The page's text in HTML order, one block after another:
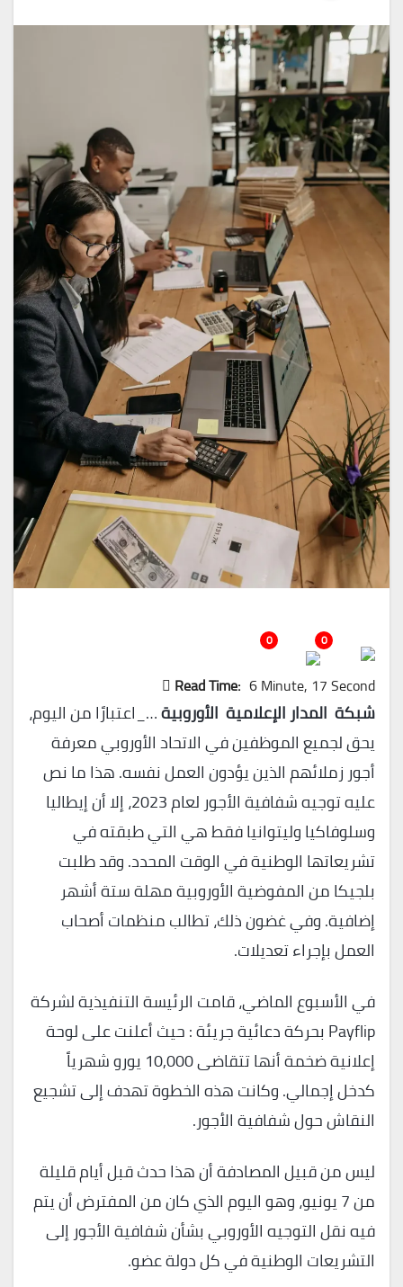
0
0
Read Time: 6 Minute, 17 Second
شبكة المدار الإعلامية الأوروبية…_اعتبارًا من اليوم،
يحق لجميع الموظفين في الاتحاد الأوروبي معرفة
أجور زملائهم الذين يؤدون العمل نفسه. هذا ما نص
عليه توجيه شفافية الأجور لعام 2023، إلا أن إيطاليا
وسلوفاكيا وليتوانيا فقط هي التي طبقته في
تشريعاتها الوطنية في الوقت المحدد. وقد طلبت
بلجيكا من المفوضية الأوروبية مهلة ستة أشهر
إضافية. وفي غضون ذلك، تطالب منظمات أصحاب
العمل بإجراء تعديلات.
في الأسبوع الماضي، قامت الرئيسة التنفيذية لشركة
Payflip بحركة دعائية جريئة : حيث أعلنت على لوحة
إعلانية ضخمة أنها تتقاضى 10,000 يورو شهرياً
كدخل إجمالي. وكانت هذه الخطوة تهدف إلى تشجيع
النقاش حول شفافية الأجور.
ليس من قبيل المصادفة أن هذا حدث قبل أيام قليلة
من 7 يونيو، وهو اليوم الذي كان من المفترض أن يتم
فيه نقل التوجيه الأوروبي بشأن شفافية الأجور إلى
التشريعات الوطنية في كل دولة عضو.